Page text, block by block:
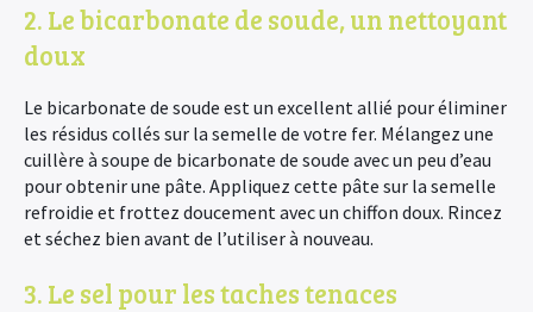
2. Le bicarbonate de soude, un nettoyant
doux
Le bicarbonate de soude est un excellent allié pour éliminer
les résidus collés sur la semelle de votre fer. Mélangez une
cuillère à soupe de bicarbonate de soude avec un peu d’eau
pour obtenir une pâte. Appliquez cette pâte sur la semelle
refroidie et frottez doucement avec un chiffon doux. Rincez
et séchez bien avant de l’utiliser à nouveau.
3. Le sel pour les taches tenaces